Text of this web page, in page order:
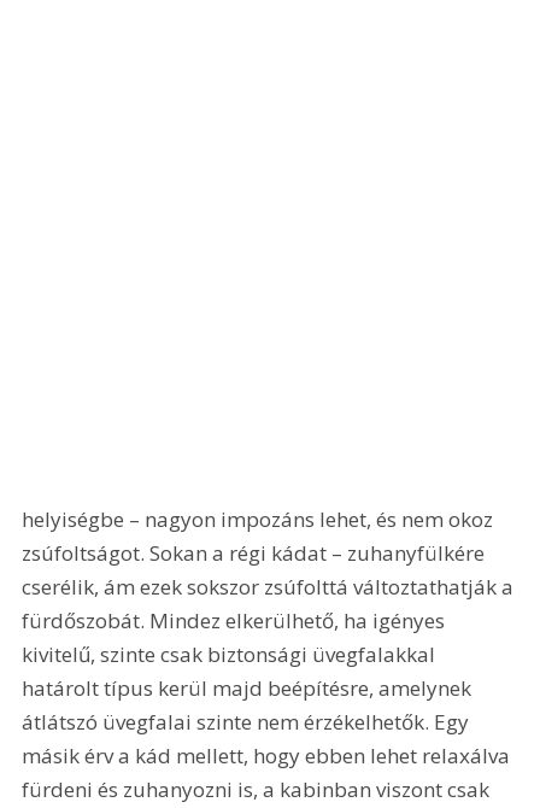
helyiségbe – nagyon impozáns lehet, és nem okoz
zsúfoltságot. Sokan a régi kádat – zuhanyfülkére
cserélik, ám ezek sokszor zsúfolttá változtathatják a
fürdőszobát. Mindez elkerülhető, ha igényes
kivitelű, szinte csak biztonsági üvegfalakkal
határolt típus kerül majd beépítésre, amelynek
átlátszó üvegfalai szinte nem érzékelhetők. Egy
másik érv a kád mellett, hogy ebben lehet relaxálva
fürdeni és zuhanyozni is, a kabinban viszont csak